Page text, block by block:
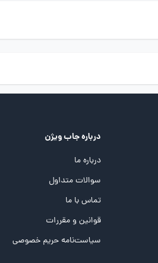
درباره جاب ویژن
درباره ما
سوالات متداول
تماس با ما
قوانین و مقررات
سیاست‌نامه حریم خصوصی